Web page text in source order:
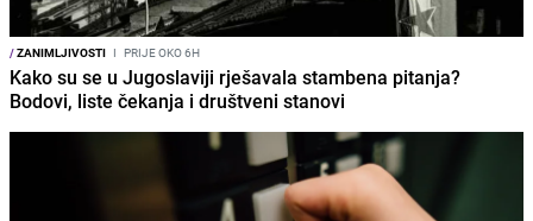
/ZANIMLJIVOSTI I PRIJE OKO 6H
Kako su se u Jugoslaviji rješavala stambena pitanja?
Bodovi, liste čekanja i društveni stanovi